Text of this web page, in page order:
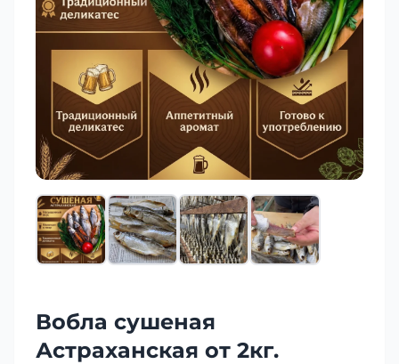
Вобла сушеная
Астраханская от 2кг.